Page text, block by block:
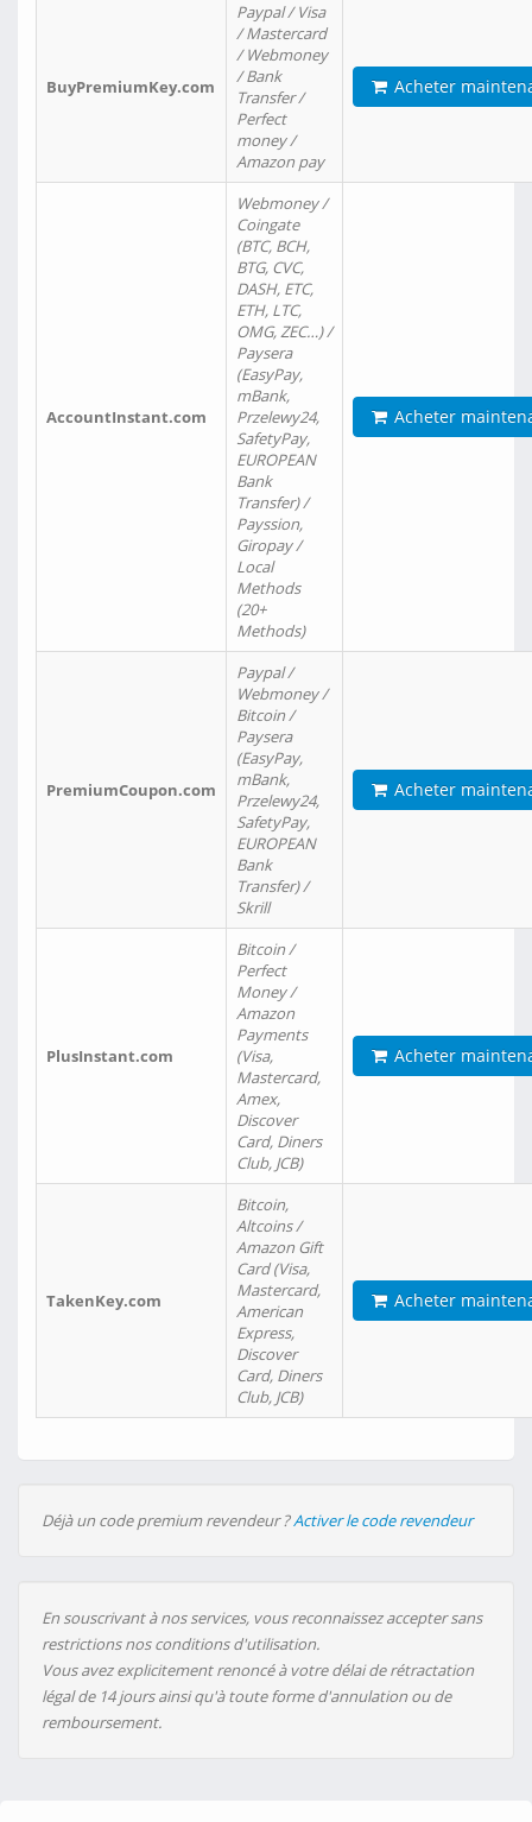
BuyPremiumKey.com
Paypal / Visa
/ Mastercard
/ Webmoney
/ Bank
Transfer /
Perfect
money /
Amazon pay
Acheter
AccountInstant.com
Webmoney /
Coingate
(BTC, BCH,
BTG, CVC,
DASH, ETC,
ETH, LTC,
OMG, ZEC…) /
Paysera
(EasyPay,
mBank,
Przelewy24,
SafetyPay,
EUROPEAN
Bank
Transfer) /
Payssion,
Giropay /
Local
Methods
(20+
Methods)
Acheter
PremiumCoupon.com
Paypal /
Webmoney /
Bitcoin /
Paysera
(EasyPay,
mBank,
Przelewy24,
SafetyPay,
EUROPEAN
Bank
Transfer) /
Skrill
Acheter
PlusInstant.com
Bitcoin /
Perfect
Money /
Amazon
Payments
(Visa,
Mastercard,
Amex,
Discover
Card, Diners
Club, JCB)
Acheter
TakenKey.com
Bitcoin,
Altcoins /
Amazon Gift
Card (Visa,
Mastercard,
American
Express,
Discover
Card, Diners
Club, JCB)
Acheter
Déjà un code premium revendeur ?Activer le code revendeur
En souscrivant à nos services, vous reconnaissez accepter sans
restrictions nos conditions d'utilisation.
Vous avez explicitement renoncé à votre délai de rétractation
légal de 14 jours ainsi qu'à toute forme d'annulation ou de
remboursement.